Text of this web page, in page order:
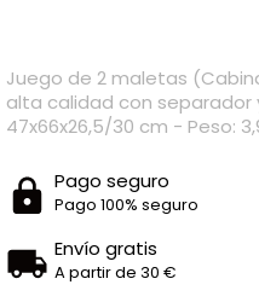
Juego de 2 maletas
alta calidad con separador
47x66x26,5/30 cm - Peso:
Pago seguro
Pago 100% seguro
Envío gratis
A partir de 30 €